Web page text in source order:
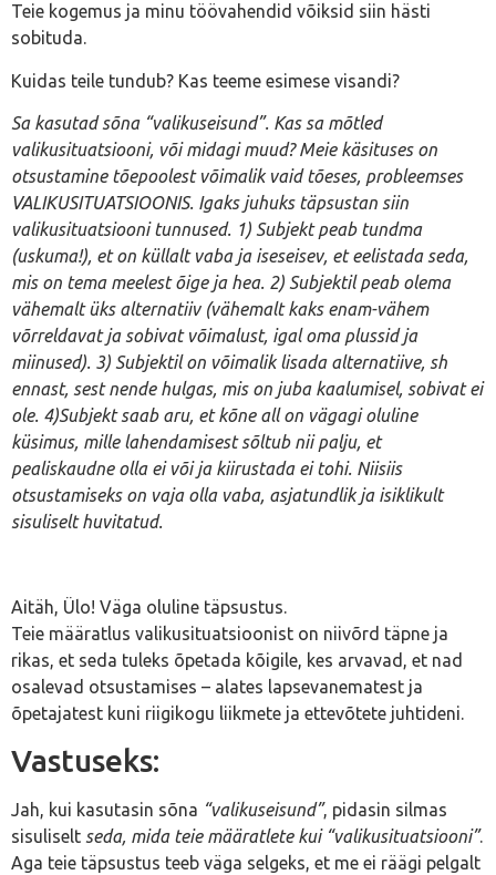
Teie kogemus ja minu töövahendid võiksid siin hästi
sobituda.
Kuidas teile tundub? Kas teeme esimese visandi?
Sa kasutad sõna “valikuseisund”. Kas sa mõtled
valikusituatsiooni, või midagi muud? Meie käsituses on
otsustamine tõepoolest võimalik vaid tõeses, probleemses
VALIKUSITUATSIOONIS. Igaks juhuks täpsustan siin
valikusituatsiooni tunnused. 1) Subjekt peab tundma
(uskuma!), et on küllalt vaba ja iseseisev, et eelistada seda,
mis on tema meelest õige ja hea. 2) Subjektil peab olema
vähemalt üks alternatiiv (vähemalt kaks enam-vähem
võrreldavat ja sobivat võimalust, igal oma plussid ja
miinused). 3) Subjektil on võimalik lisada alternatiive, sh
ennast, sest nende hulgas, mis on juba kaalumisel, sobivat ei
ole. 4)Subjekt saab aru, et kõne all on vägagi oluline
küsimus, mille lahendamisest sõltub nii palju, et
pealiskaudne olla ei või ja kiirustada ei tohi. Niisiis
otsustamiseks on vaja olla vaba, asjatundlik ja isiklikult
sisuliselt huvitatud.
Aitäh, Ülo! Väga oluline täpsustus.
Teie määratlus valikusituatsioonist on niivõrd täpne ja
rikas, et seda tuleks õpetada kõigile, kes arvavad, et nad
osalevad otsustamises – alates lapsevanematest ja
õpetajatest kuni riigikogu liikmete ja ettevõtete juhtideni.
Vastuseks:
Jah, kui kasutasin sõna “valikuseisund”, pidasin silmas
sisuliselt seda, mida teie määratlete kui “valikusituatsiooni”.
Aga teie täpsustus teeb väga selgeks, et me ei räägi pelgalt